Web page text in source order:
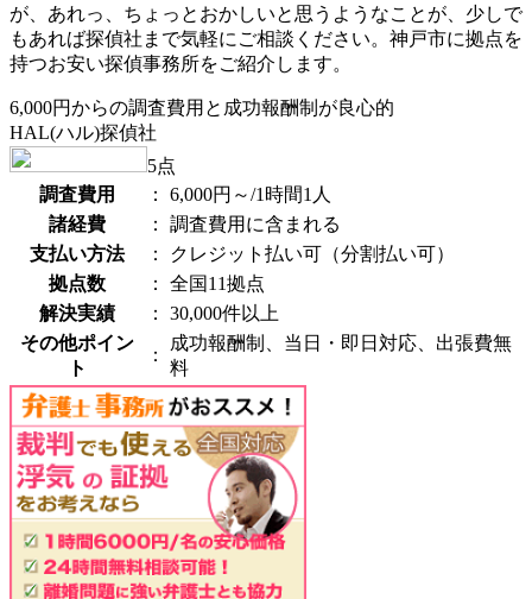
が、あれっ、ちょっとおかしいと思うようなことが、少しで
もあれば探偵社まで気軽にご相談ください。神戸市に拠点を
持つお安い探偵事務所をご紹介します。
6,000円からの調査費用と成功報酬制が良心的
HAL(ハル)探偵社
5点
調査費用
：
6,000円～/1時間1人
諸経費
：
調査費用に含まれる
支払い方法
：
クレジット払い可（分割払い可）
拠点数
：
全国11拠点
解決実績
：
30,000件以上
その他ポイン
ト
：
成功報酬制、当日・即日対応、出張費無
料